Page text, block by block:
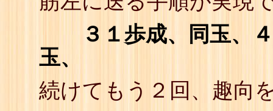
３１歩成、同玉、４
玉、
続けてもう２回、趣向